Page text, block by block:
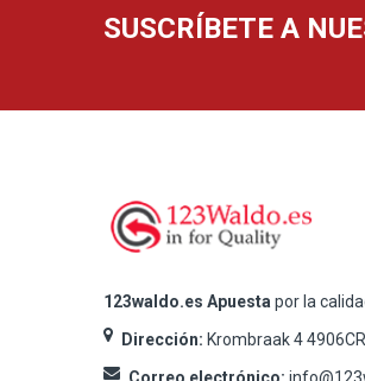
SUSCRÍBETE A
123waldo.es Apuestapor la
Dirección: Krombraak 4